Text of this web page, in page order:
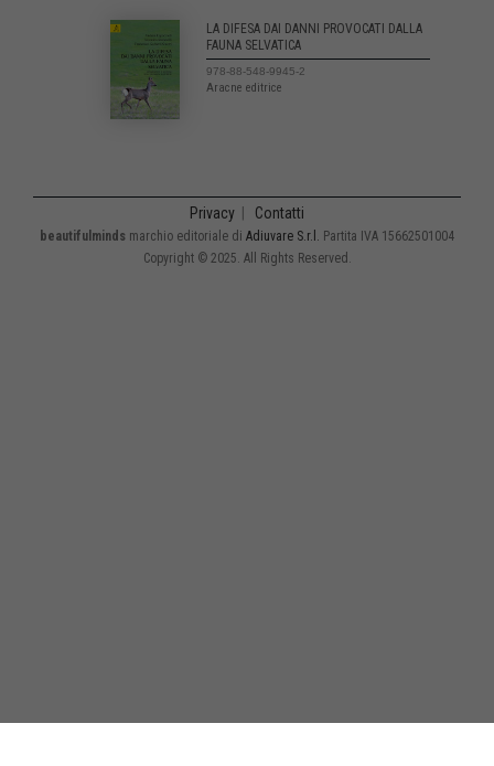
LA DIFESA DAI DANNI PROVOCATI DALLA
FAUNA SELVATICA
978-88-548-9945-2
Aracne editrice
Privacy Contatti
beautifulminds marchio editoriale di Adiuvare S.r.l. Partita IVA 15662501004
Copyright © 2025. All Rights Reserved.